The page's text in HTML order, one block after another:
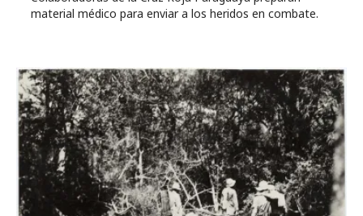
material médico para enviar a los heridos en combate.